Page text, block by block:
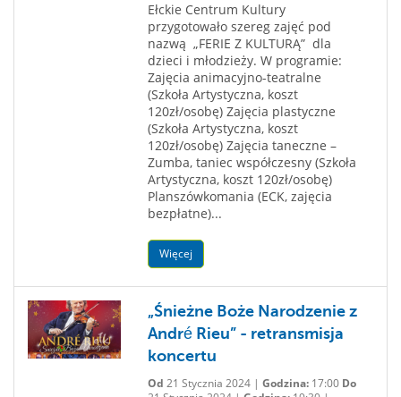
Ełckie Centrum Kultury
przygotowało szereg zajęć pod
nazwą „FERIE Z KULTURĄ” dla
dzieci i młodzieży. W programie:
Zajęcia animacyjno-teatralne
(Szkoła Artystyczna, koszt
120zł/osobę) Zajęcia plastyczne
(Szkoła Artystyczna, koszt
120zł/osobę) Zajęcia taneczne –
Zumba, taniec współczesny (Szkoła
Artystyczna, koszt 120zł/osobę)
Planszówkomania (ECK, zajęcia
bezpłatne)...
Więcej
„Śnieżne Boże Narodzenie z
André Rieu” - retransmisja
koncertu
Od 21 Stycznia 2024 | Godzina:17:00 Do